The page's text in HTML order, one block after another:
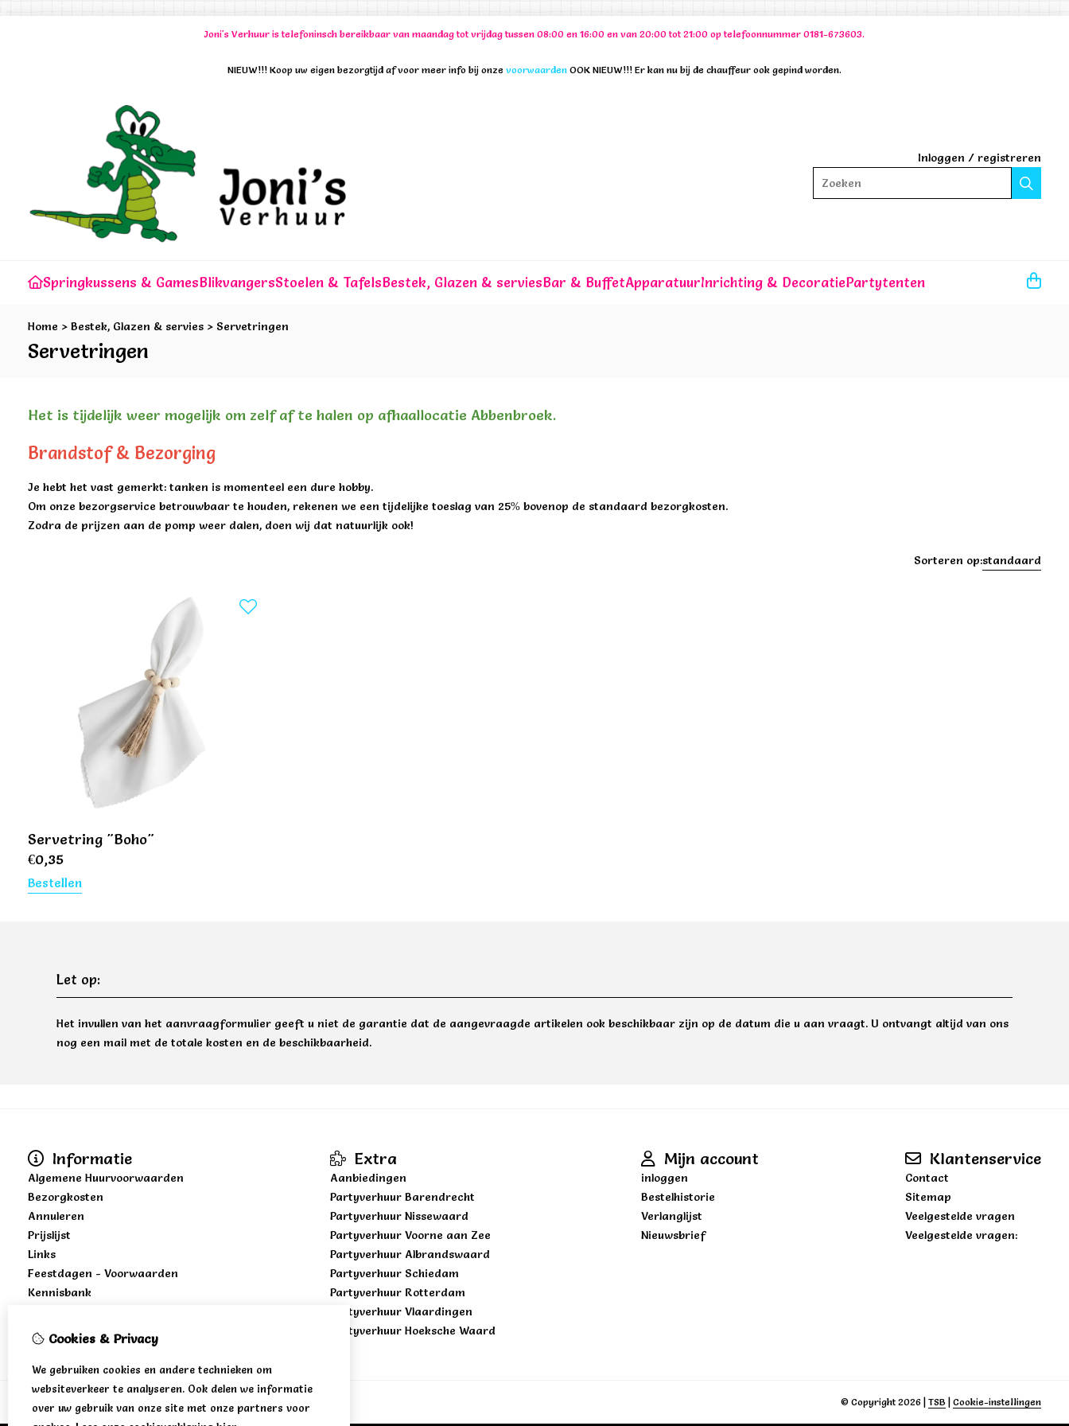
Joni's Verhuur is telefoninsch bereikbaar van maandag tot vrijdag tussen 08:00 en 16:00 en van 20:00 tot 21:00 op telefoonnummer 0181-673603.
NIEUW!!! Koop uw eigen bezorgtijd af voor meer info bij onze voorwaarden OOK NIEUW!!! Er kan nu bij de chauffeur ook gepind worden.
Inloggen / registreren
Zoeken
Springkussens & GamesBlikvangersStoelen & TafelsBestek, Glazen & serviesBar & BuffetApparatuurInrichting & DecoratiePartytenten
Home > Bestek, Glazen & servies > Servetringen
Servetringen
Het is tijdelijk weer mogelijk om zelf af te halen op afhaallocatie Abbenbroek.
Brandstof & Bezorging
Je hebt het vast gemerkt: tanken is momenteel een dure hobby.
Om onze bezorgservice betrouwbaar te houden, rekenen we een tijdelijke toeslag van 25% bovenop de standaard bezorgkosten.
Zodra de prijzen aan de pomp weer dalen, doen wij dat natuurlijk ook!
Sorteren op:standaard
Servetring "Boho"
€0,35
Bestellen
Let op:
Het invullen van het aanvraagformulier geeft u niet de garantie dat de aangevraagde artikelen ook beschikbaar zijn op de datum die u aan vraagt. U ontvangt altijd van ons
nog een mail met de totale kosten en de beschikbaarheid.
Informatie
Algemene Huurvoorwaarden
Bezorgkosten
Annuleren
Prijslijst
Links
Feestdagen - Voorwaarden
Kennisbank
Extra
Aanbiedingen
Partyverhuur Barendrecht
Partyverhuur Nissewaard
Partyverhuur Voorne aan Zee
Partyverhuur Albrandswaard
Partyverhuur Schiedam
Partyverhuur Rotterdam
Partyverhuur Vlaardingen
Partyverhuur Hoeksche Waard
Mijn account
inloggen
Bestelhistorie
Verlanglijst
Nieuwsbrief
Klantenservice
Contact
Sitemap
Veelgestelde vragen
Veelgestelde vragen:
© Copyright 2026 TSB Cookie-instellingen
Cookies & Privacy
We gebruiken cookies en andere technieken om
websiteverkeer te analyseren. Ook delen we informatie
over uw gebruik van onze site met onze partners voor